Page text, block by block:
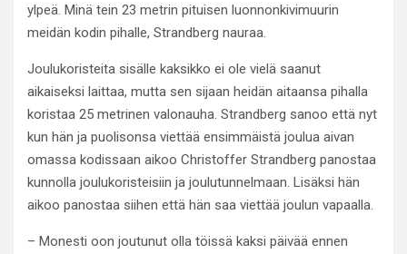
ylpeä. Minä tein 23 metrin pituisen luonnonkivimuurin
meidän kodin pihalle, Strandberg nauraa.
Joulukoristeita sisälle kaksikko ei ole vielä saanut
aikaiseksi laittaa, mutta sen sijaan heidän aitaansa pihalla
koristaa 25 metrinen valonauha. Strandberg sanoo että nyt
kun hän ja puolisonsa viettää ensimmäistä joulua aivan
omassa kodissaan aikoo Christoffer Strandberg panostaa
kunnolla joulukoristeisiin ja joulutunnelmaan. Lisäksi hän
aikoo panostaa siihen että hän saa viettää joulun vapaalla.
– Monesti oon joutunut olla töissä kaksi päivää ennen